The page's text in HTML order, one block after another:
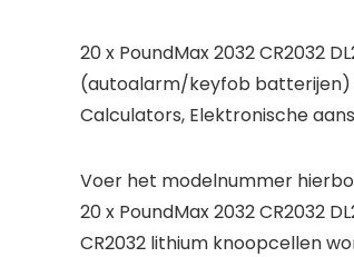
20 x PoundMax 2032 CR2032
(autoalarm/keyfob batterijen)
Calculators, Elektronische
Voer het modelnummer
20 x PoundMax 2032 CR2032
CR2032 lithium knoopcellen